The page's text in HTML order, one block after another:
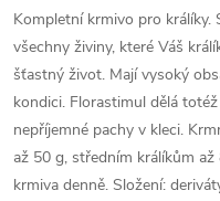
Kompletní krmivo pro králíky.
všechny živiny, které Váš
šťastný život. Mají vysoký
kondici. Florastimul dělá
nepříjemné pachy v kleci.
až 50 g, středním králíkům
krmiva denně. Složení: